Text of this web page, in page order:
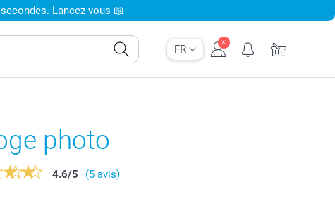
FR
Lancez-vous 📖
photo
4.6/5
(5 avis)